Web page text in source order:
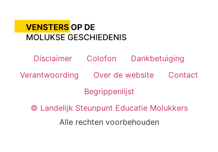
Disclaimer Colofon
Dankbetuiging
Verantwoording
Over de website
Contact
Begrippenlijst
© Landelijk Steunpunt Educatie Molukkers
Alle rechten voorbehouden